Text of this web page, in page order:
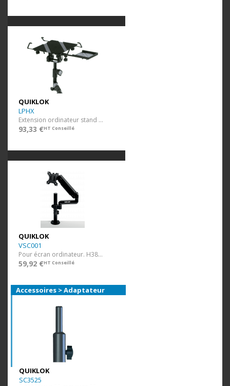
QUIKLOK
LPHX
Extension ordinateur stand clavier X.
93,33 €HT Conseillé
QUIKLOK
VSC001
Pour écran ordinateur. H380 mm.
59,92 €HT Conseillé
Accessoires > Adaptateur
QUIKLOK
SC3525